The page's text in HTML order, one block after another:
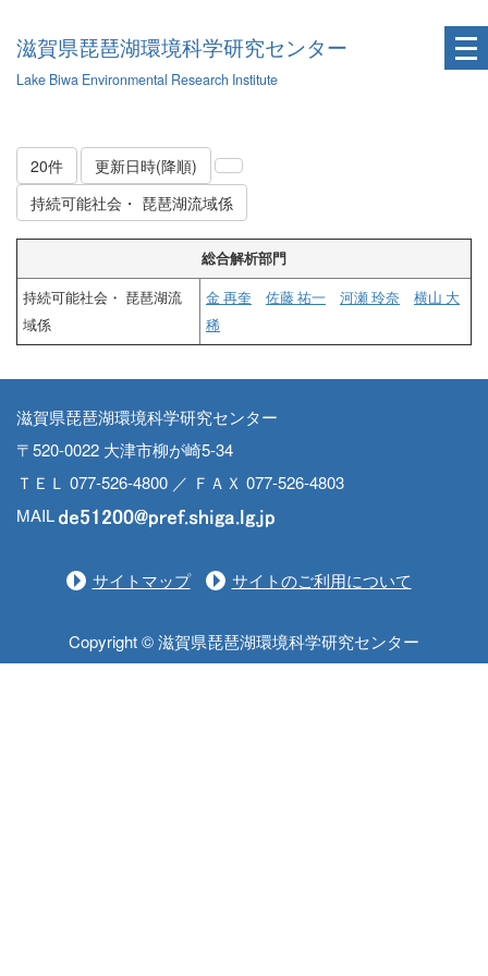
滋賀県琵琶湖環境科学研究センター
Lake Biwa Environmental Research Institute
20件
更新日時(降順)
持続可能社会・ 琵琶湖流域係
総合解析部門
持続可能社会・ 琵琶湖流
域係
金 再奎 佐藤 祐一 河瀬 玲奈
横山 大
稀
滋賀県琵琶湖環境科学研究センター
〒520-0022 大津市柳が崎5-34
ＴＥＬ 077-526-4800 ／ ＦＡＸ 077-526-4803
MAIL
サイトマップ サイトのご利用について
Copyright © 滋賀県琵琶湖環境科学研究センター